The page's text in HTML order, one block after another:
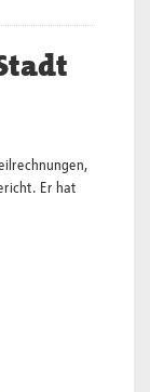
Er hat